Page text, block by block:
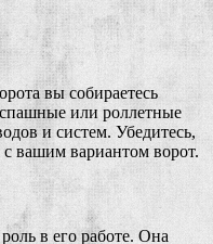
вы собираетесь
или роллетные
и систем. Убедитесь,
вашим вариантом ворот.
в его работе. Она